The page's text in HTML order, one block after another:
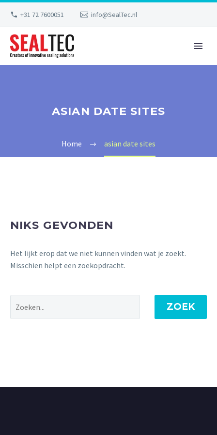
+31 72 7600051 info@SealTec.nl
ASIAN DATE SITES
Home asian date sites
NIKS GEVONDEN
Het lijkt erop dat we niet kunnen vinden wat je zoekt.
Misschien helpt een zoekopdracht.
ZOEK